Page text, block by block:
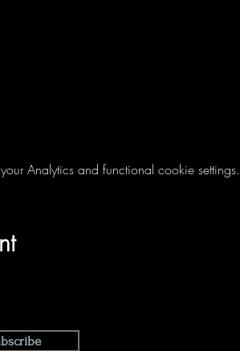
Analytics and functional cookie settings.